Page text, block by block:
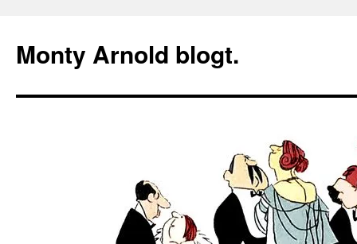
springen
Monty Arnold blogt.